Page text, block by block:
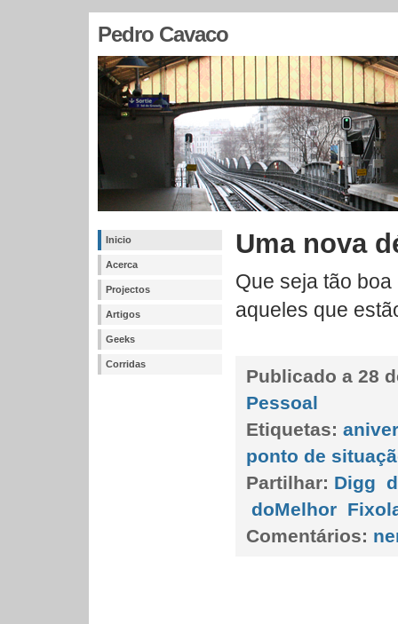
Pedro Cavaco
Inicio
Acerca
Projectos
Artigos
Geeks
Corridas
Uma nova
Que seja tão
aqueles que
Publicado a 28
Pessoal
Etiquetas:
ponto de
Partilhar: Digg
doMelhor
Comentários: